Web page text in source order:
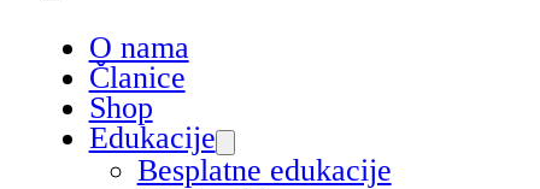
O nama
Članice
Shop
Edukacije
Besplatne edukacije